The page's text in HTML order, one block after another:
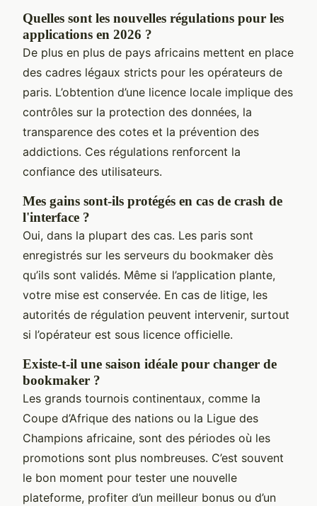
Quelles sont les nouvelles régulations pour les
applications en 2026 ?
De plus en plus de pays africains mettent en place
des cadres légaux stricts pour les opérateurs de
paris. L’obtention d’une licence locale implique des
contrôles sur la protection des données, la
transparence des cotes et la prévention des
addictions. Ces régulations renforcent la
confiance des utilisateurs.
Mes gains sont-ils protégés en cas de crash de
l'interface ?
Oui, dans la plupart des cas. Les paris sont
enregistrés sur les serveurs du bookmaker dès
qu’ils sont validés. Même si l’application plante,
votre mise est conservée. En cas de litige, les
autorités de régulation peuvent intervenir, surtout
si l’opérateur est sous licence officielle.
Existe-t-il une saison idéale pour changer de
bookmaker ?
Les grands tournois continentaux, comme la
Coupe d’Afrique des nations ou la Ligue des
Champions africaine, sont des périodes où les
promotions sont plus nombreuses. C’est souvent
le bon moment pour tester une nouvelle
plateforme, profiter d’un meilleur bonus ou d’un